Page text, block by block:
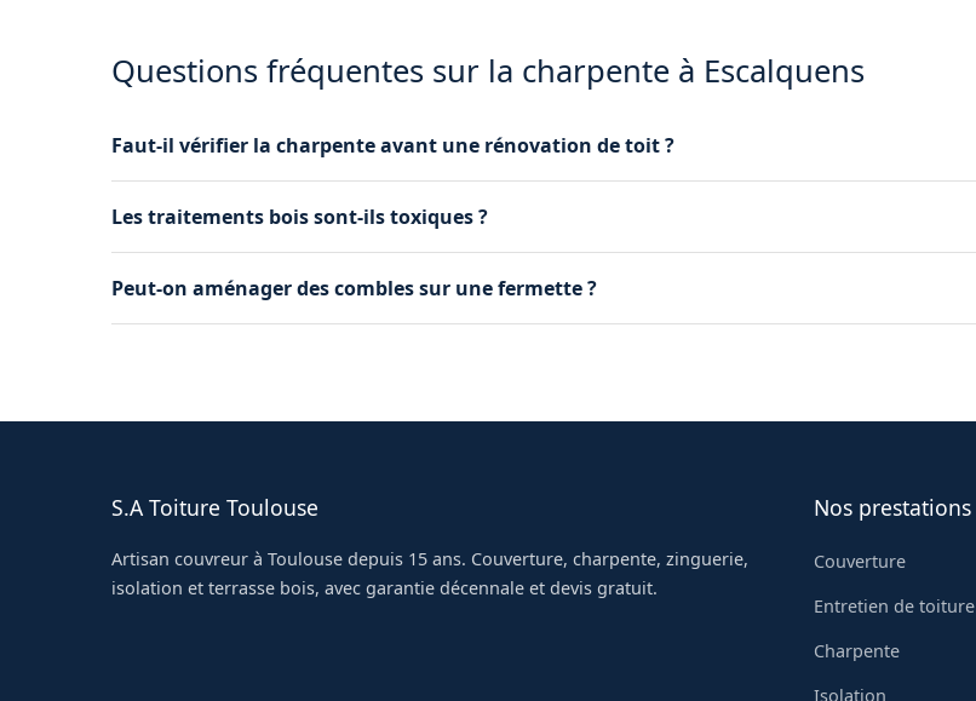
Questions fréquentes sur la charpente à Escalquens
Faut-il vérifier la charpente avant une rénovation de toit ?
couverture.
Les traitements bois sont-ils toxiques ?
séchage.
Peut-on aménager des combles sur une fermette ?
S.A Toiture Toulouse
Artisan couvreur à Toulouse depuis 15 ans. Couverture, charpente, zinguerie,
isolation et terrasse bois, avec garantie décennale et devis gratuit.
Nos prestations
Couverture
Entretien de toiture
Charpente
Isolation